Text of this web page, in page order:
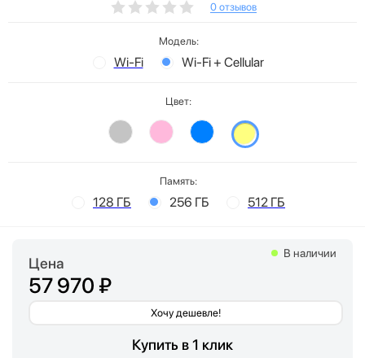
0 отзывов
Модель:
Wi-Fi Wi-Fi + Cellular
Цвет:
Память:
128 ГБ 256 ГБ 512 ГБ
Цена
57 970 ₽
Хочу дешевле!
В наличии
Купить в 1 клик